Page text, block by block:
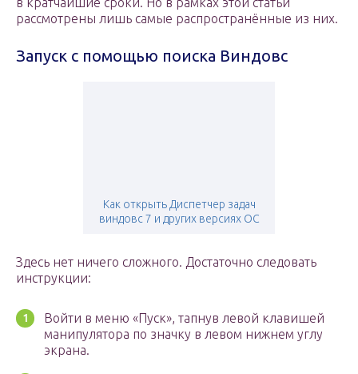
рассмотрены лишь самые распространённые из них.
Запуск с помощью поиска Виндовс
Как открыть Диспетчер задач
виндовс 7 и других версиях ОС
Здесь нет ничего сложного. Достаточно следовать
инструкции:
Войти в меню «Пуск», тапнув левой клавишей
манипулятора по значку в левом нижнем углу
экрана.